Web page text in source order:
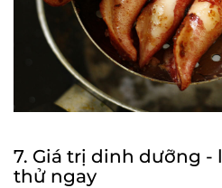
7. Giá trị dinh dưỡng -
thử ngay